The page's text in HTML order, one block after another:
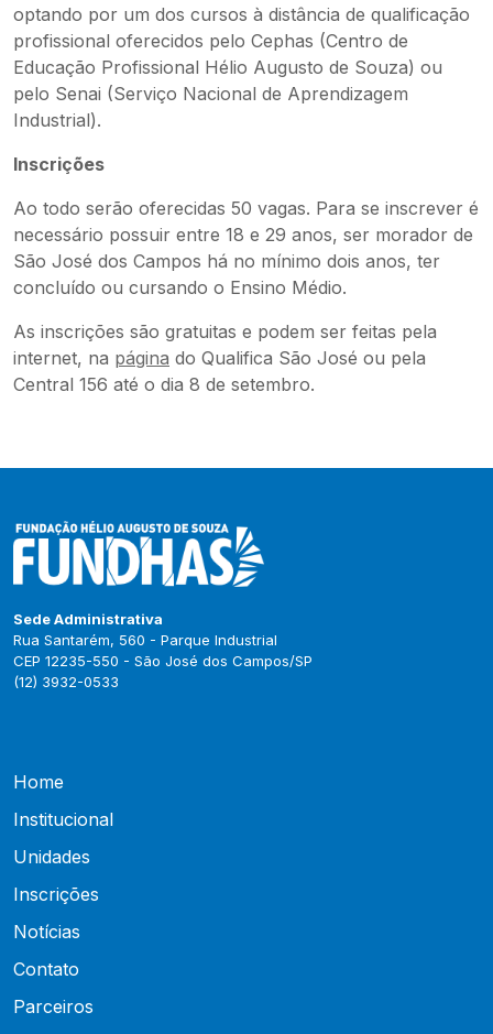
optando por um dos cursos à distância de qualificação
profissional oferecidos pelo Cephas (Centro de
Educação Profissional Hélio Augusto de Souza) ou
pelo Senai (Serviço Nacional de Aprendizagem
Industrial).
Inscrições
Ao todo serão oferecidas 50 vagas. Para se inscrever é
necessário possuir entre 18 e 29 anos, ser morador de
São José dos Campos há no mínimo dois anos, ter
concluído ou cursando o Ensino Médio.
As inscrições são gratuitas e podem ser feitas pela
internet, na página do Qualifica São José ou pela
Central 156 até o dia 8 de setembro.
Sede Administrativa
Rua Santarém, 560 - Parque Industrial
CEP 12235-550 - São José dos Campos/SP
(12) 3932-0533
Home
Institucional
Unidades
Inscrições
Notícias
Contato
Parceiros